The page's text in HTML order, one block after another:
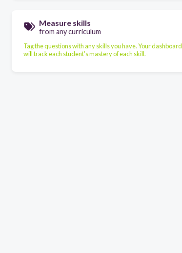
Measure skills
from any curriculum
Tag the questions with any skills you have. Your dashboard
will track each student's mastery of each skill.